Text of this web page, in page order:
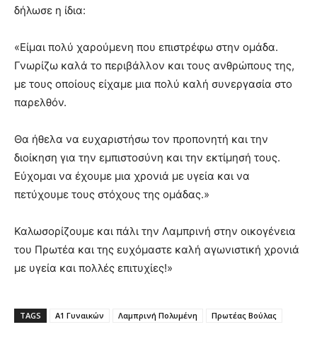
δήλωσε η ίδια:
«Είμαι πολύ χαρούμενη που επιστρέφω στην ομάδα.
Γνωρίζω καλά το περιβάλλον και τους ανθρώπους της,
με τους οποίους είχαμε μια πολύ καλή συνεργασία στο
παρελθόν.
Θα ήθελα να ευχαριστήσω τον προπονητή και την
διοίκηση για την εμπιστοσύνη και την εκτίμησή τους.
Εύχομαι να έχουμε μια χρονιά με υγεία και να
πετύχουμε τους στόχους της ομάδας.»
Καλωσορίζουμε και πάλι την Λαμπρινή στην οικογένεια
του Πρωτέα και της ευχόμαστε καλή αγωνιστική χρονιά
με υγεία και πολλές επιτυχίες!»
TAGS Α1 Γυναικών Λαμπρινή Πολυμένη Πρωτέας Βούλας